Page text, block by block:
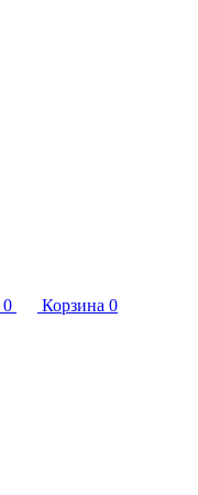
0 Корзина 0